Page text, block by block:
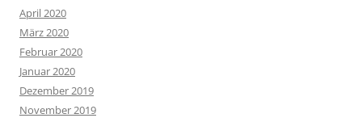
April 2020
März 2020
Februar 2020
Januar 2020
Dezember 2019
November 2019